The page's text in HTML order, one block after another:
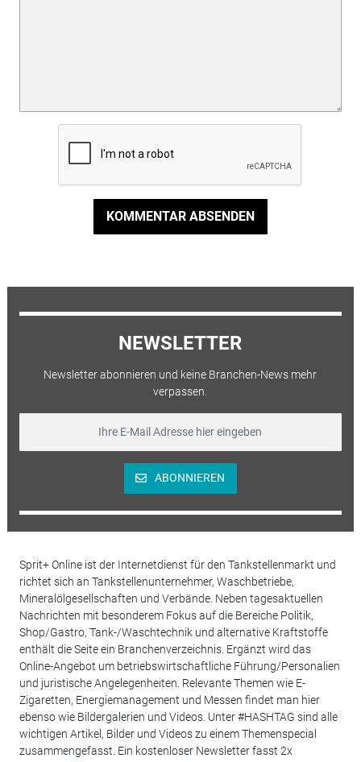
KOMMENTAR ABSENDEN
NEWSLETTER
Newsletter abonnieren und keine Branchen-News mehr
verpassen.
ABONNIEREN
Sprit+ Online ist der Internetdienst für den Tankstellenmarkt und
richtet sich an Tankstellenunternehmer, Waschbetriebe,
Mineralölgesellschaften und Verbände. Neben tagesaktuellen
Nachrichten mit besonderem Fokus auf die Bereiche Politik,
Shop/Gastro, Tank-/Waschtechnik und alternative Kraftstoffe
enthält die Seite ein Branchenverzeichnis. Ergänzt wird das
Online-Angebot um betriebswirtschaftliche Führung/Personalien
und juristische Angelegenheiten. Relevante Themen wie E-
Zigaretten, Energiemanagement und Messen findet man hier
ebenso wie Bildergalerien und Videos. Unter #HASHTAG sind alle
wichtigen Artikel, Bilder und Videos zu einem Themenspecial
zusammengefasst. Ein kostenloser Newsletter fasst 2x